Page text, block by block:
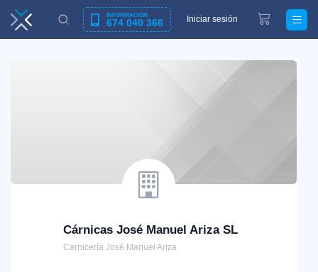
INFORMACIÓN
674 040 366 Iniciar sesión
Cárnicas José Manuel Ariza SL
Carnicería José Manuel Ariza